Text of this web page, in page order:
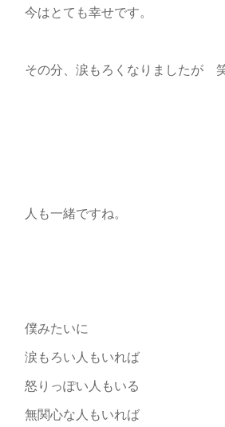
今はとても幸せです。
その分、涙もろくなりましたが
人も一緒ですね。
僕みたいに
涙もろい人もいれば
怒りっぽい人もいる
無関心な人もいれば